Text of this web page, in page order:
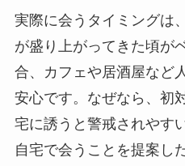
実際に会うタイミングは
が盛り上がってきた頃が
合、カフェや居酒屋など
安心です。なぜなら、初
宅に誘うと警戒されやす
自宅で会うことを提案し